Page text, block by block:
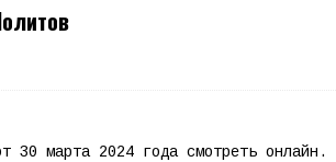
30 марта 2024 года смотреть онлайн.